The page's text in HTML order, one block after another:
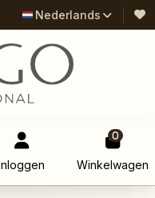
Nederlands
Inloggen
0
Winkelwagen